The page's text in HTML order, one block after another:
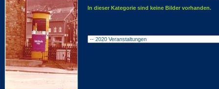
In dieser Kategorie sind keine Bilder vorhanden.